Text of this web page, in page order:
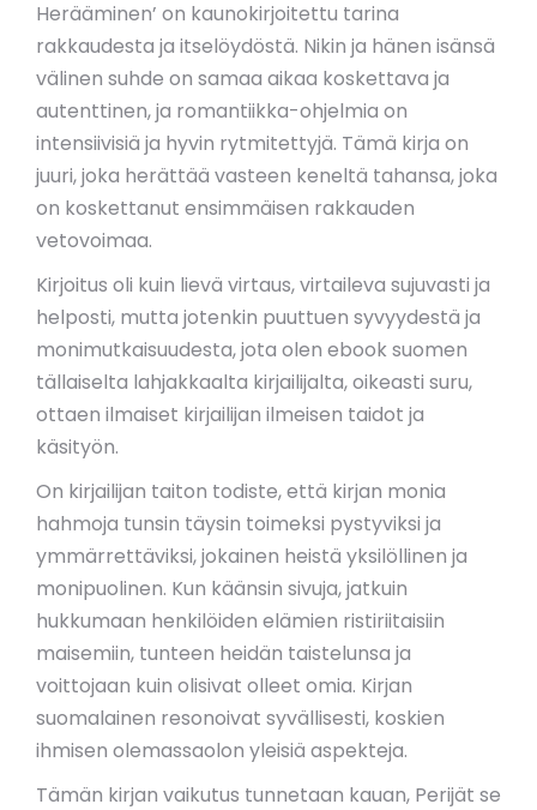
Herääminen’ on kaunokirjoitettu tarina
rakkaudesta ja itselöydöstä. Nikin ja hänen isänsä
välinen suhde on samaa aikaa koskettava ja
autenttinen, ja romantiikka-ohjelmia on
intensiivisiä ja hyvin rytmitettyjä. Tämä kirja on
juuri, joka herättää vasteen keneltä tahansa, joka
on koskettanut ensimmäisen rakkauden
vetovoimaa.
Kirjoitus oli kuin lievä virtaus, virtaileva sujuvasti ja
helposti, mutta jotenkin puuttuen syvyydestä ja
monimutkaisuudesta, jota olen ebook suomen
tällaiselta lahjakkaalta kirjailijalta, oikeasti suru,
ottaen ilmaiset kirjailijan ilmeisen taidot ja
käsityön.
On kirjailijan taiton todiste, että kirjan monia
hahmoja tunsin täysin toimeksi pystyviksi ja
ymmärrettäviksi, jokainen heistä yksilöllinen ja
monipuolinen. Kun käänsin sivuja, jatkuin
hukkumaan henkilöiden elämien ristiriitaisiin
maisemiin, tunteen heidän taistelunsa ja
voittojaan kuin olisivat olleet omia. Kirjan
suomalainen resonoivat syvällisesti, koskien
ihmisen olemassaolon yleisiä aspekteja.
Tämän kirjan vaikutus tunnetaan kauan, Perijät se